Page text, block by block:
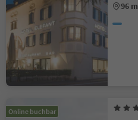
96 m
Online buchbar